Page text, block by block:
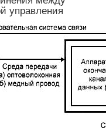
управления